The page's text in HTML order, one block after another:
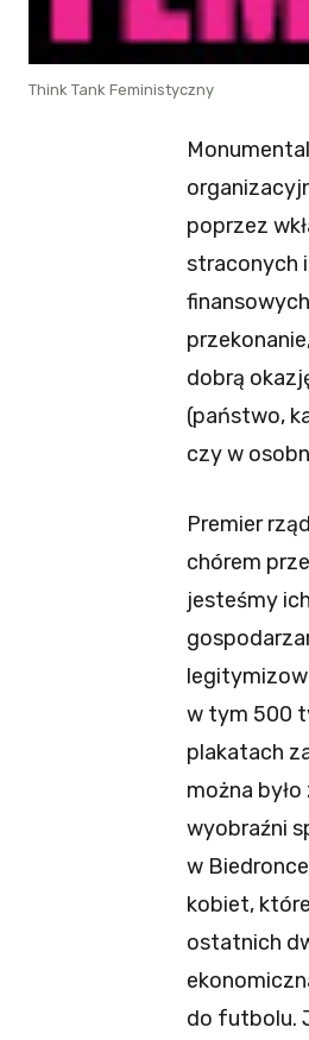
Think Tank Feministyczny
poprzez
straconych
dobrą
(państwo,
czy w
Premier
chórem
jesteśmy
w tym 500
plakatach
można
wyobraźni
w
kobiet,
ostatnich
do futbolu.